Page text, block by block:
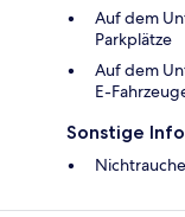
Auf dem
Parkplätze
Auf dem
E-
Sonstige